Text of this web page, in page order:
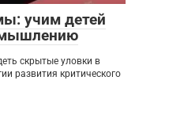
учим детей
скрытые уловки в
развития критического